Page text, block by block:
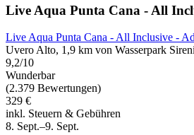
Live Aqua Punta Cana - All
Live Aqua Punta Cana - All Inclusive -
Uvero Alto, 1,9 km von Wasserpark
9,2/10
Wunderbar
(2.379 Bewertungen)
329 €
inkl. Steuern & Gebühren
8. Sept.–9. Sept.